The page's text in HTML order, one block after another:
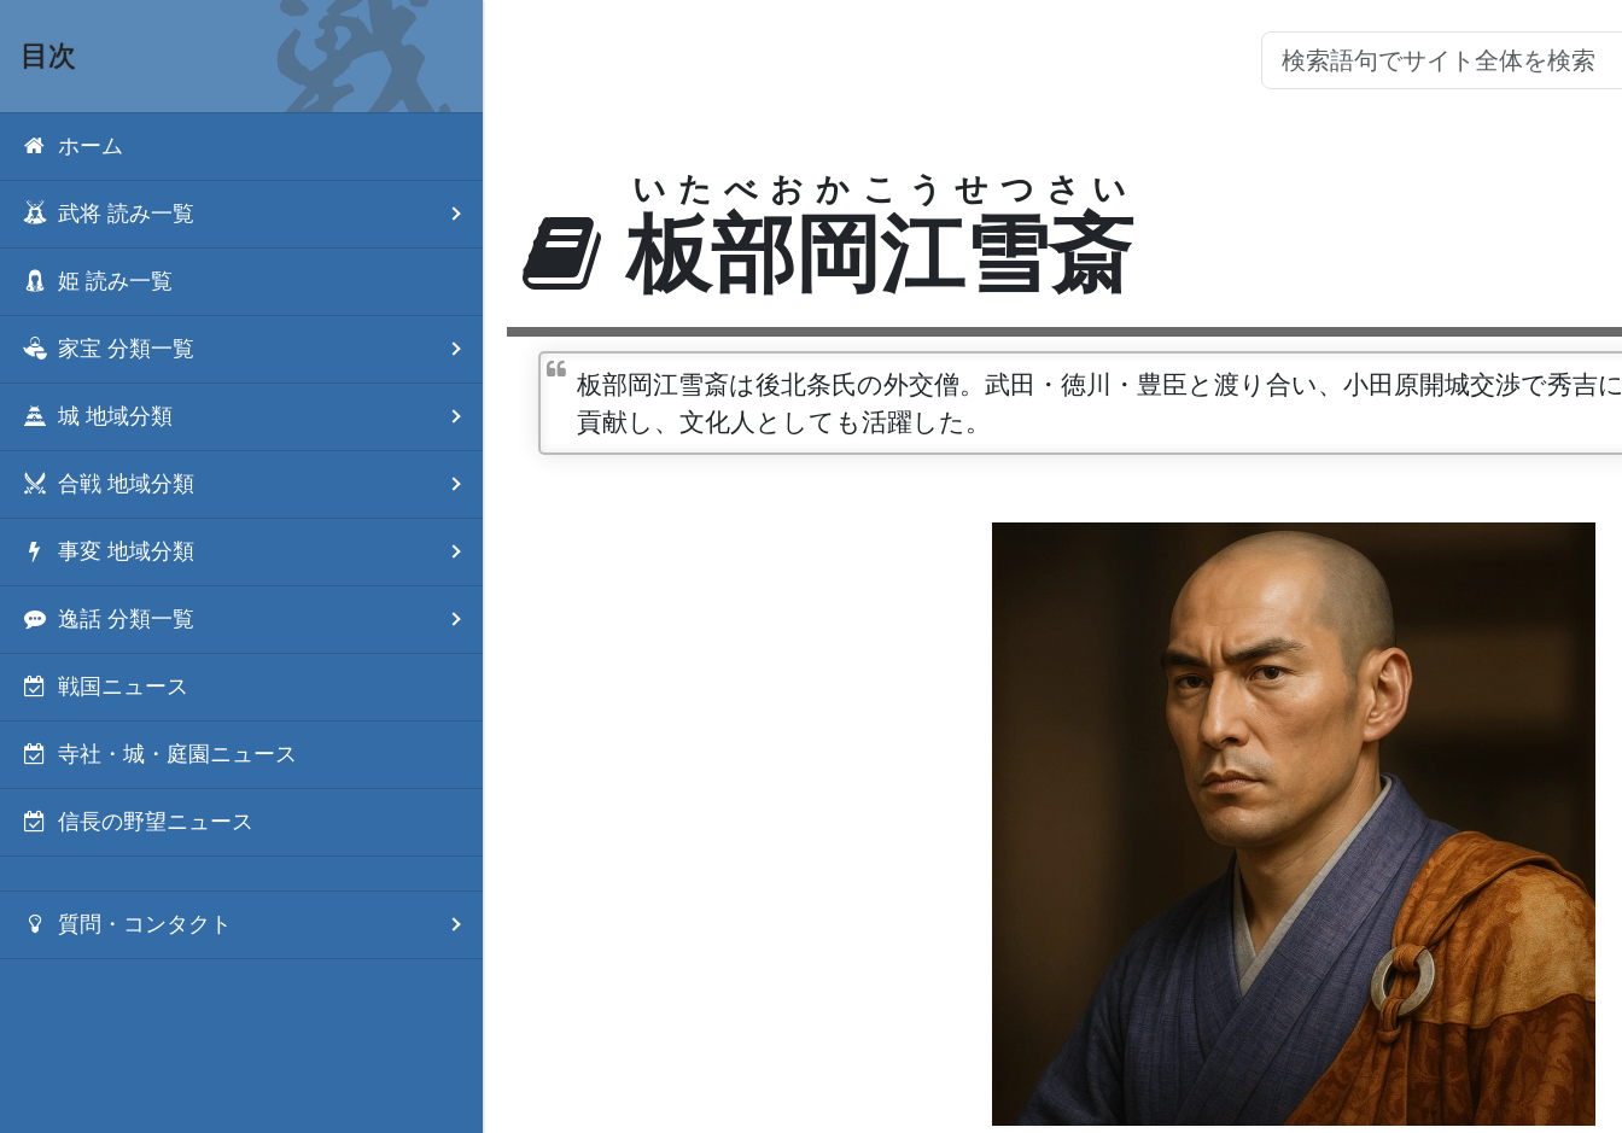
目次
ホーム
武将 読み一覧
姫 読み一覧
家宝 分類一覧
城 地域分類
合戦 地域分類
事変 地域分類
逸話 分類一覧
戦国ニュース
寺社・城・庭園ニュース
信長の野望ニュース
質問・コンタクト
板部岡江雪斎
いたべおかこうせつさい
板部岡江雪斎は後北条氏の外交僧。武田・徳川・豊臣と渡り合い、小田原開城交渉で秀吉
貢献し、文化人としても活躍した。